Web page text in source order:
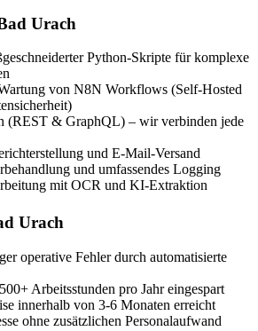
Urach
Python-Skripte für komplexe
von N8N Workflows (Self-Hosted
(REST & GraphQL) – wir verbinden jede
und E-Mail-Versand
und umfassendes Logging
mit OCR und KI-Extraktion
Urach
operative Fehler durch automatisierte
Arbeitsstunden pro Jahr eingespart
innerhalb von 3-6 Monaten erreicht
ohne zusätzlichen Personalaufwand